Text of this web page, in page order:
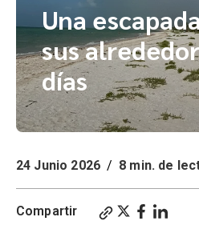
Una
sus
días
24 Junio 2026 / 8 min. de
Compartir